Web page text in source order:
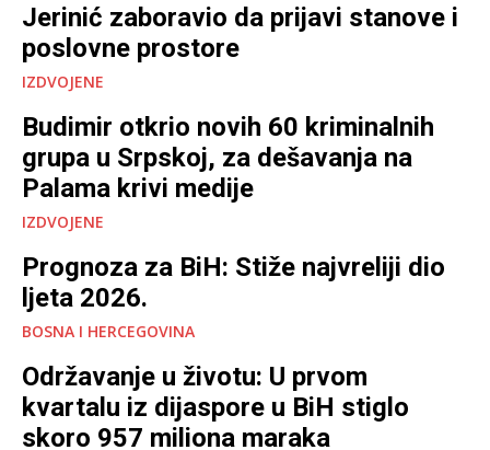
Jerinić zaboravio da prijavi stanove i
poslovne prostore
IZDVOJENE
Budimir otkrio novih 60 kriminalnih
grupa u Srpskoj, za dešavanja na
Palama krivi medije
IZDVOJENE
Prognoza za BiH: Stiže najvreliji dio
ljeta 2026.
BOSNA I HERCEGOVINA
Održavanje u životu: U prvom
kvartalu iz dijaspore u BiH stiglo
skoro 957 miliona maraka